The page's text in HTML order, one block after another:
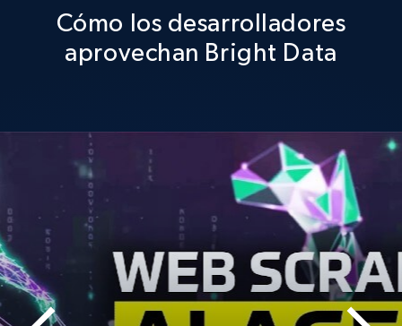
Cómo los desarrolladores
aprovechan Bright Data